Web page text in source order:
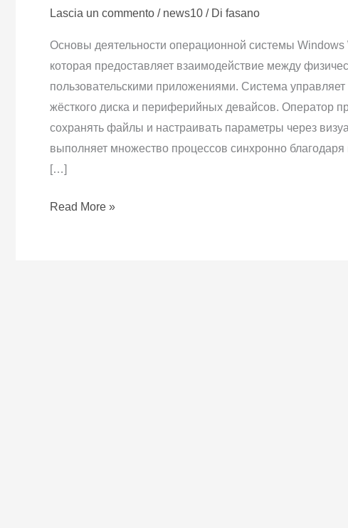
Lascia un commento / news10 / Di fasano
Основы деятельности операционной системы
которая предоставляет взаимодействие между
пользовательскими приложениями. Система
жёсткого диска и периферийных девайсов. Оператор
сохранять файлы и настраивать параметры через
выполняет множество процессов синхронно
[…]
операционной
системы
Windows
Read More »